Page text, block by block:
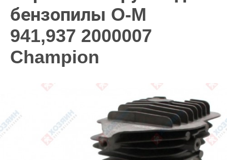
бензопилы O-M
941,937 2000007
Champion